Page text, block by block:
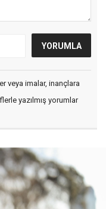
veya imalar, inançlara
yazılmış yorumlar